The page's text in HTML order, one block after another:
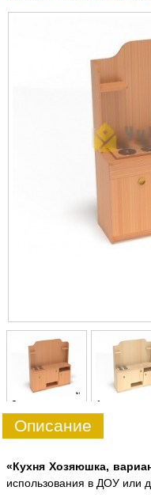
0 1
Описание
«Кухня Хозяюшка,
использования в ДОУ или